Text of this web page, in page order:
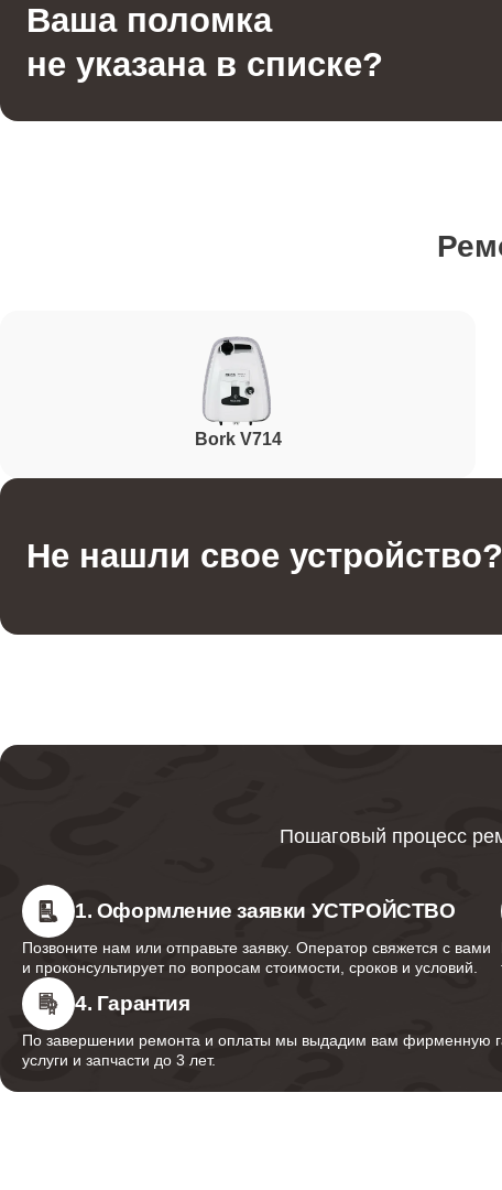
Ремонт электросхемы
Ремонт кнопок управления
Ремонт шнура питания
Ваша поломка
не указана в списке?
Bork V714
Не нашли свое устройство?
Пошаговый процесс
1. Оформление заявки УСТРОЙСТВО
Позвоните нам или отправьте заявку. Оператор свяжется с вами
и проконсультирует по вопросам стоимости, сроков и условий.
4. Гарантия
По завершении ремонта и оплаты мы выдадим вам фирменную
услуги и запчасти до 3 лет.